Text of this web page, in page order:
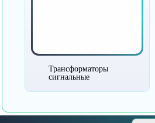
Трансформаторы
сигнальные